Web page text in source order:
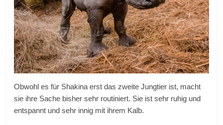
Obwohl es für Shakina erst das zweite Jungtier ist, macht
sie ihre Sache bisher sehr routiniert. Sie ist sehr ruhig und
entspannt und sehr innig mit ihrem Kalb.